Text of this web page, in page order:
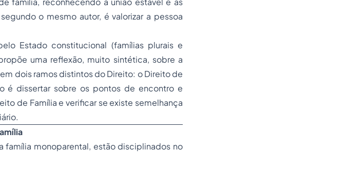
o mesmo autor, é valorizar a pessoa
Estado constitucional (famílias plurais e
uma reflexão, muito sintética, sobre a
dois ramos distintos do Direito: o Direito de
é dissertar sobre os pontos de encontro e
de Família e verificar se existe semelhança
família monoparental, estão disciplinados no